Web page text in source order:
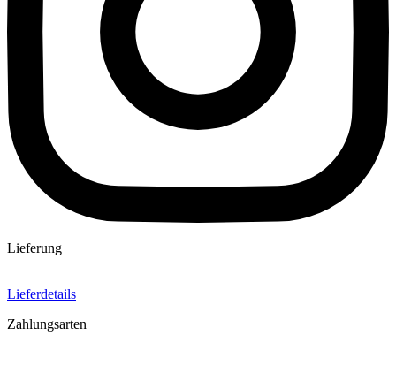
Lieferung
Lieferdetails
Zahlungsarten